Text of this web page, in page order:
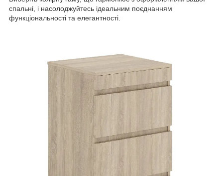
спальні, і насолоджуйтесь ідеальним поєднанням
функціональності та елегантності.